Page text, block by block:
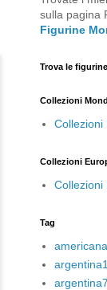
sulla pagina
Figurine
Trova le figurine
Collezioni
Collezioni
Collezioni
Collezioni
Tag